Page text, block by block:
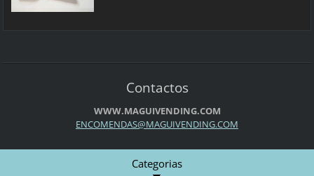
Contactos
WWW.MAGUIVENDING.COM
ENCOMENDAS@MAGUIVENDING.COM
Categorias